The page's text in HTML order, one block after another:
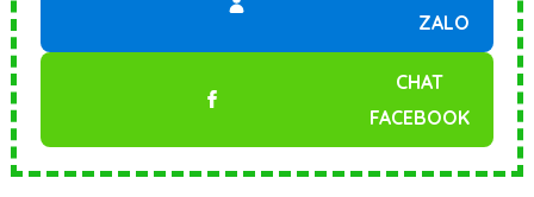
ZALO
CHAT
FACEBOOK